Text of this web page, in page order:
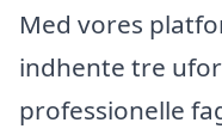
Med vores
indhente tre
professionelle